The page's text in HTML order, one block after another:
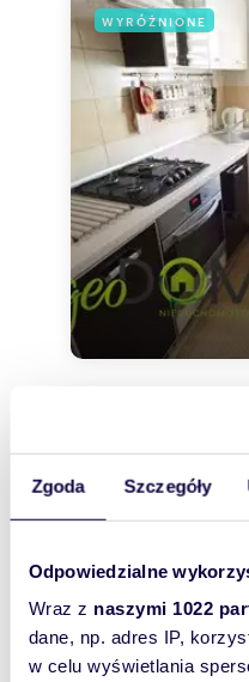
Zgoda Szczegóły
Odpowiedzialne
Wraz z naszymi 1022
dane, np. adres IP,
w celu wyświetlania
WYRÓŻNIONE